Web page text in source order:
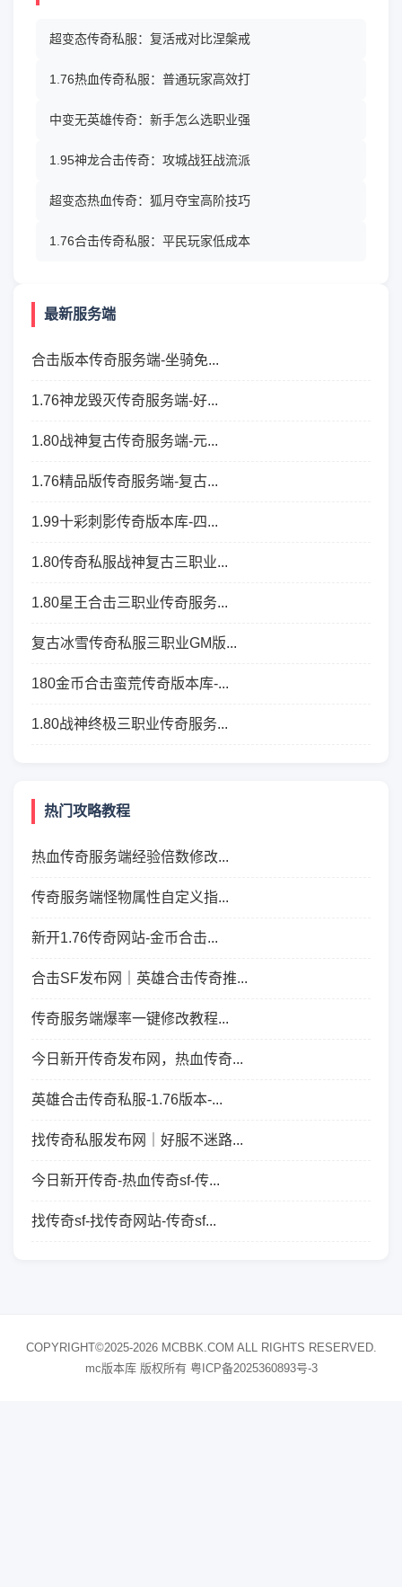
超变态传奇私服：复活戒对比涅槃戒
1.76热血传奇私服：普通玩家高效打
中变无英雄传奇：新手怎么选职业强
1.95神龙合击传奇：攻城战狂战流派
超变态热血传奇：狐月夺宝高阶技巧
1.76合击传奇私服：平民玩家低成本
最新服务端
合击版本传奇服务端-坐骑免...
1.76神龙毁灭传奇服务端-好...
1.80战神复古传奇服务端-元...
1.76精品版传奇服务端-复古...
1.99十彩刺影传奇版本库-四...
1.80传奇私服战神复古三职业...
1.80星王合击三职业传奇服务...
复古冰雪传奇私服三职业GM版...
180金币合击蛮荒传奇版本库-...
1.80战神终极三职业传奇服务...
热门攻略教程
热血传奇服务端经验倍数修改...
传奇服务端怪物属性自定义指...
新开1.76传奇网站-金币合击...
合击SF发布网｜英雄合击传奇推...
传奇服务端爆率一键修改教程...
今日新开传奇发布网，热血传奇...
英雄合击传奇私服-1.76版本-...
找传奇私服发布网｜好服不迷路...
今日新开传奇-热血传奇sf-传...
找传奇sf-找传奇网站-传奇sf...
COPYRIGHT©2025-2026 MCBBK.COM ALL RIGHTS RESERVED.
mc版本库 版权所有 粤ICP备2025360893号-3